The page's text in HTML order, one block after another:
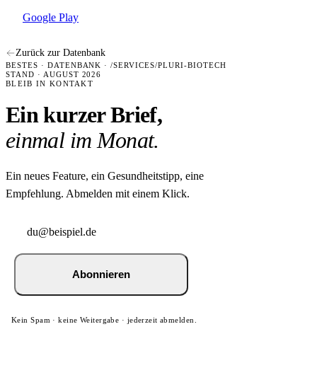
Google Play
Zurück zur Datenbank
BESTES · DATENBANK · /SERVICES/PLURI-BIOTECH
STAND · AUGUST 2026
BLEIB IN KONTAKT
Ein kurzer Brief,
einmal im Monat.
Ein neues Feature, ein Gesundheitstipp, eine
Empfehlung. Abmelden mit einem Klick.
Abonnieren
Kein Spam · keine Weitergabe · jederzeit abmelden.